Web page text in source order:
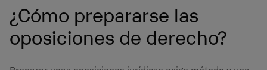
¿Cómo prepararse las
oposiciones de derecho?